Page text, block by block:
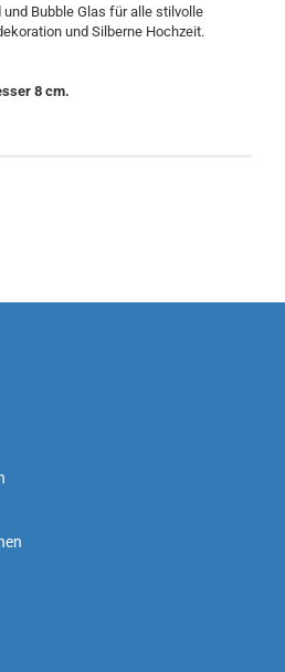
Bubble Glas für alle stilvolle
und Silberne Hochzeit.
8 cm.